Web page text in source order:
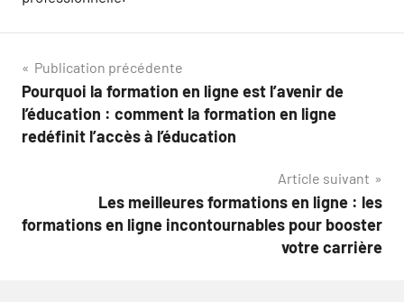
Navigation
de
l’article
Publication précédente
Pourquoi la formation en ligne est l’avenir de
l’éducation : comment la formation en ligne
redéfinit l’accès à l’éducation
Article suivant
Les meilleures formations en ligne : les
formations en ligne incontournables pour booster
votre carrière